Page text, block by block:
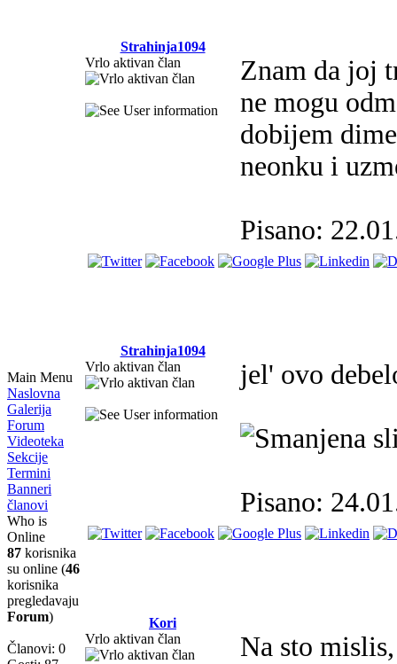
Main Menu
Naslovna
Galerija
Forum
Videoteka
Sekcije
Termini
Banneri
članovi
Who is
Online
87 korisnika
su online (46
korisnika
pregledavaju
Forum)
Članovi: 0
Strahinja1094
Vrlo aktivan član
Znam da joj
ne mogu
dobijem
neonku i
Pisano:
Strahinja1094
Vrlo aktivan član
jel' ovo
Pisano:
Kori
Vrlo aktivan član
Na sto